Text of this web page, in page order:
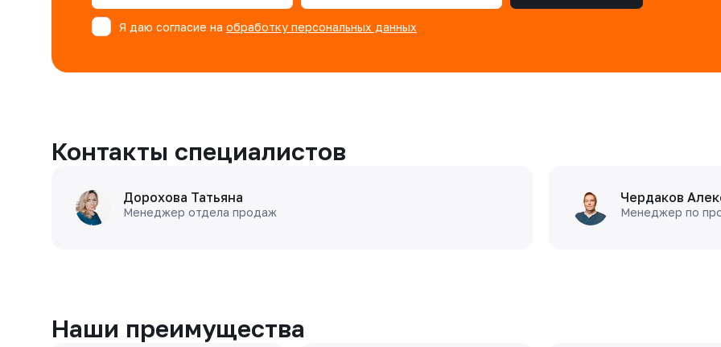
Я даю согласие на обработку персональных данных
Контакты специалистов
Дорохова Татьяна
Менеджер отдела продаж
Чердаков
Менеджер по
Наши преимущества